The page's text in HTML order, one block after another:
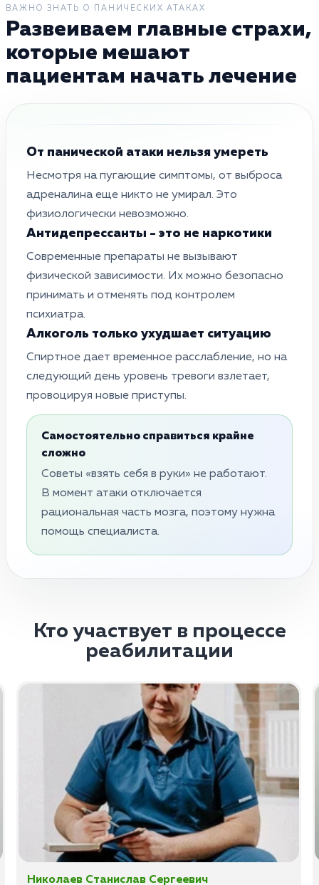
ВАЖНО ЗНАТЬ О ПАНИЧЕСКИХ АТАКАХ
Развеиваем главные страхи,
которые мешают
пациентам начать лечение
От панической атаки нельзя умереть
Несмотря на пугающие симптомы, от выброса
адреналина еще никто не умирал. Это
физиологически невозможно.
Антидепрессанты - это не наркотики
Современные препараты не вызывают
физической зависимости. Их можно безопасно
принимать и отменять под контролем
психиатра.
Алкоголь только ухудшает ситуацию
Спиртное дает временное расслабление, но на
следующий день уровень тревоги взлетает,
провоцируя новые приступы.
Самостоятельно справиться крайне
сложно
Советы «взять себя в руки» не работают.
В момент атаки отключается
рациональная часть мозга, поэтому нужна
помощь специалиста.
Кто участвует в процессе
реабилитации
Николаев Станислав Сергеевич